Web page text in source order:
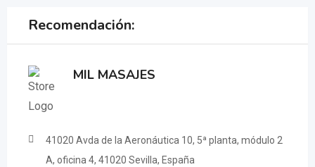
Recomendación:
MIL MASAJES
41020 Avda de la Aeronáutica 10, 5ª planta, módulo 2
A, oficina 4, 41020 Sevilla, España